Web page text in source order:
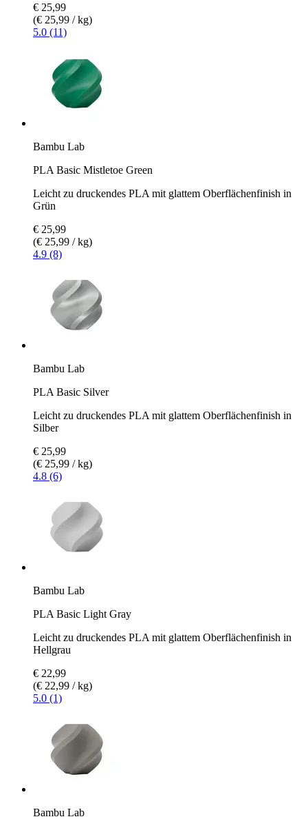
€ 25,99
(€ 25,99 / kg)
5.0 (11)
Bambu Lab
PLA Basic Mistletoe Green
Leicht zu druckendes PLA mit glattem Oberflächenfinish in
Grün
€ 25,99
(€ 25,99 / kg)
4.9 (8)
Bambu Lab
PLA Basic Silver
Leicht zu druckendes PLA mit glattem Oberflächenfinish in
Silber
€ 25,99
(€ 25,99 / kg)
4.8 (6)
Bambu Lab
PLA Basic Light Gray
Leicht zu druckendes PLA mit glattem Oberflächenfinish in
Hellgrau
€ 22,99
(€ 22,99 / kg)
5.0 (1)
Bambu Lab